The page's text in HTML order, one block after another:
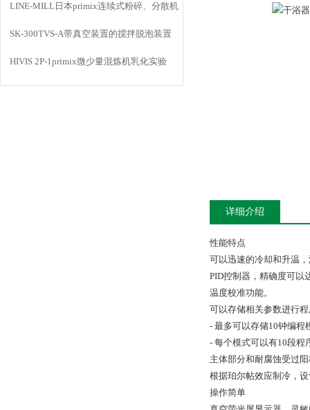
LINE-MILL日本primix连续式粉碎、分散机
LINE MILL
SK-300TVS-A带真空装置的搅拌脱泡装置
HIVIS 2P-1primix微少量混炼机乳化实验
详细介绍
性能特点
可以迅速的冷却和升温
PID控制器，精确度可以
温度校准功能。
可以存储相关参数进行
- 最多可以存储10钟编程
- 每个模式可以有10段程
主体部分和耐腐蚀受过
根据珀尔帖效应制冷，
操作简单